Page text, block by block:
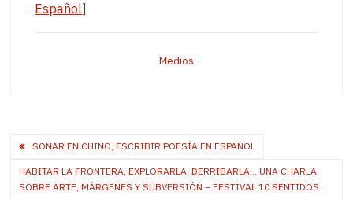
Español]
Medios
Post
navigation
SOÑAR EN CHINO, ESCRIBIR POESÍA EN ESPAÑOL
HABITAR LA FRONTERA, EXPLORARLA, DERRIBARLA… UNA CHARLA
SOBRE ARTE, MÁRGENES Y SUBVERSIÓN – FESTIVAL 10 SENTIDOS